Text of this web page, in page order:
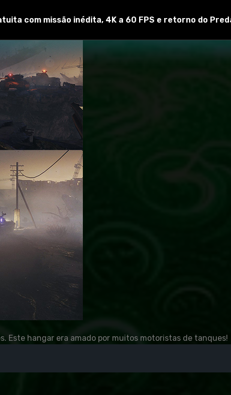
Este hangar era amado por muitos motoristas de tanques!
se há substituições.
com missão inédita, 4K a 60 FPS e retorno do